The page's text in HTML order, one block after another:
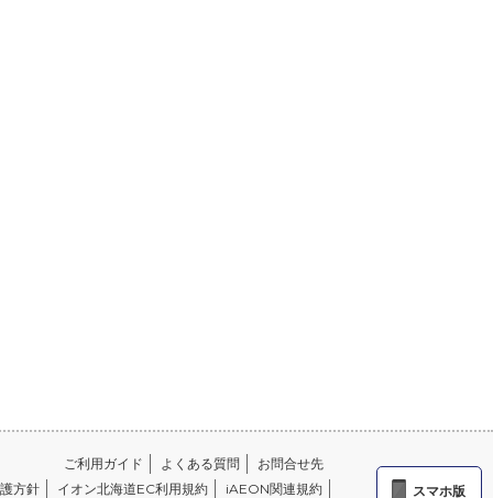
ご利用ガイド よくある質問
お問合せ先
方針
イオン北海道EC利用規約 iAEON関連規約 スマホ版